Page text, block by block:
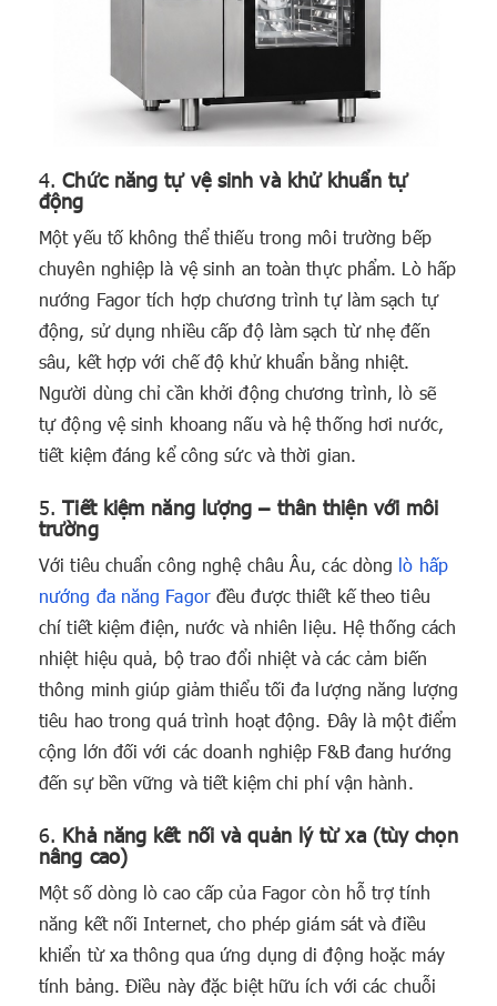
4.Chức năng tự vệ sinh và khử khuẩn tự
động
Một yếu tố không thể thiếu trong môi trường bếp
chuyên nghiệp là vệ sinh an toàn thực phẩm. Lò hấp
nướng Fagor tích hợp chương trình tự làm sạch tự
động, sử dụng nhiều cấp độ làm sạch từ nhẹ đến
sâu, kết hợp với chế độ khử khuẩn bằng nhiệt.
Người dùng chỉ cần khởi động chương trình, lò sẽ
tự động vệ sinh khoang nấu và hệ thống hơi nước,
tiết kiệm đáng kể công sức và thời gian.
5.Tiết kiệm năng lượng – thân thiện với môi
trường
Với tiêu chuẩn công nghệ châu Âu, các dòng lò hấp
nướng đa năng Fagorđều được thiết kế theo tiêu
chí tiết kiệm điện, nước và nhiên liệu. Hệ thống cách
nhiệt hiệu quả, bộ trao đổi nhiệt và các cảm biến
thông minh giúp giảm thiểu tối đa lượng năng lượng
tiêu hao trong quá trình hoạt động. Đây là một điểm
cộng lớn đối với các doanh nghiệp F&B đang hướng
đến sự bền vững và tiết kiệm chi phí vận hành.
6. Khả năng kết nối và quản lý từ xa (tùy chọn
nâng cao)
Một số dòng lò cao cấp của Fagor còn hỗ trợ tính
năng kết nối Internet, cho phép giám sát và điều
khiển từ xa thông qua ứng dụng di động hoặc máy
tính bảng. Điều này đặc biệt hữu ích với các chuỗi